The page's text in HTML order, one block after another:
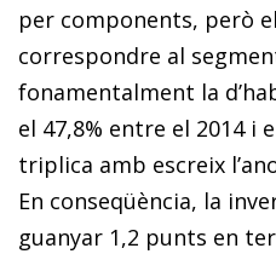
per components, però
correspondre al
fonamentalment la
el 47,8% entre el 2014 i
triplica amb escreix
En conseqüència, la
guanyar 1,2 punts en